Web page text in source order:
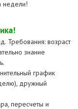
недели!
Требования: возраст
знание
график
дружный
пересчеты и